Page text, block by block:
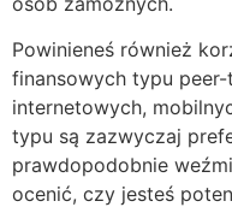
Powinieneś również
finansowych typu
internetowych,
typu są zazwyczaj
prawdopodobnie
ocenić, czy jesteś